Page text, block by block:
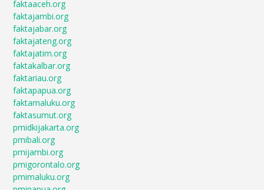
faktaaceh.org
faktajambi.org
faktajabar.org
faktajateng.org
faktajatim.org
faktakalbar.org
faktariau.org
faktapapua.org
faktamaluku.org
faktasumut.org
pmidkijakarta.org
pmibali.org
pmijambi.org
pmigorontalo.org
pmimaluku.org